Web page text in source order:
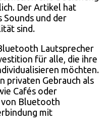
Der Artikel hat
Sounds und der
sind.
Lautsprecher
für alle, die ihre
möchten.
privaten Gebrauch als
Cafés oder
von Bluetooth
mit